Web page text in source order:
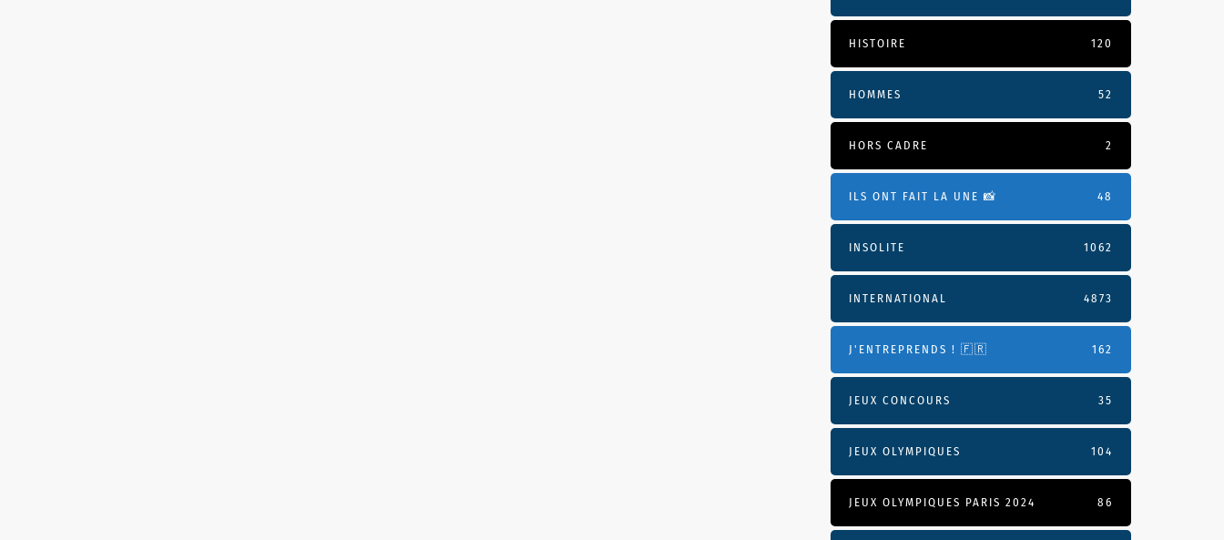
HISTOIRE 120
HOMMES 52
HORS CADRE 2
ILS ONT FAIT LA UNE 📸 48
INSOLITE 1062
INTERNATIONAL 4873
J'ENTREPRENDS ! 🇫🇷 162
JEUX CONCOURS 35
JEUX OLYMPIQUES 104
JEUX OLYMPIQUES PARIS 2024 86